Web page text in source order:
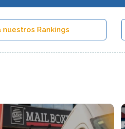
nuestros Rankings